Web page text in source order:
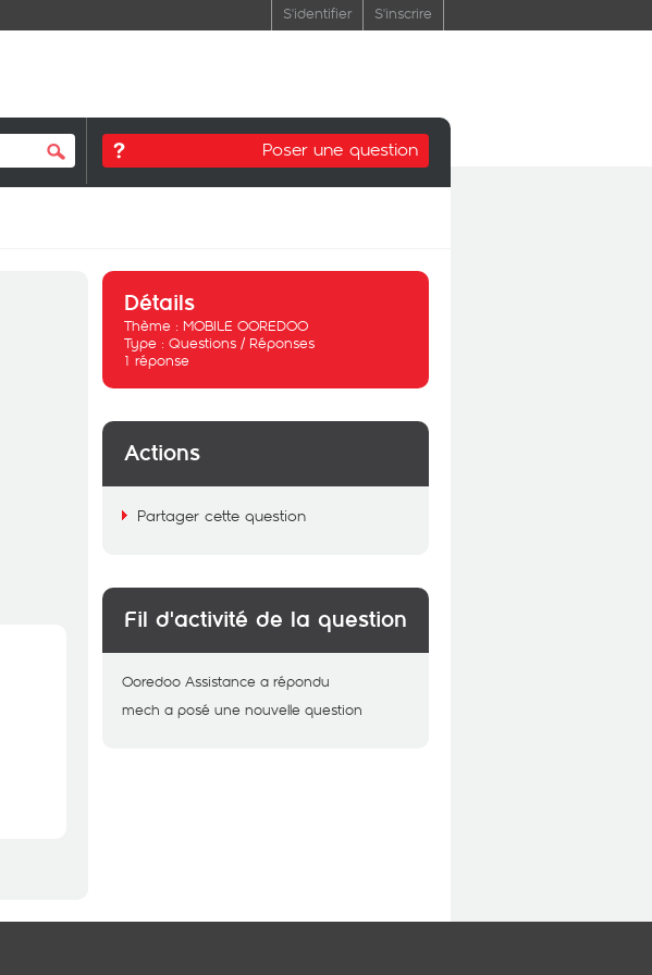
S'identifier S'inscrire
Poser une question
Détails
Thème : MOBILE OOREDOO
Type : Questions / Réponses
1 réponse
Actions
Partager cette question
Fil d'activité de la question
Ooredoo Assistance a répondu
mech a posé une nouvelle question